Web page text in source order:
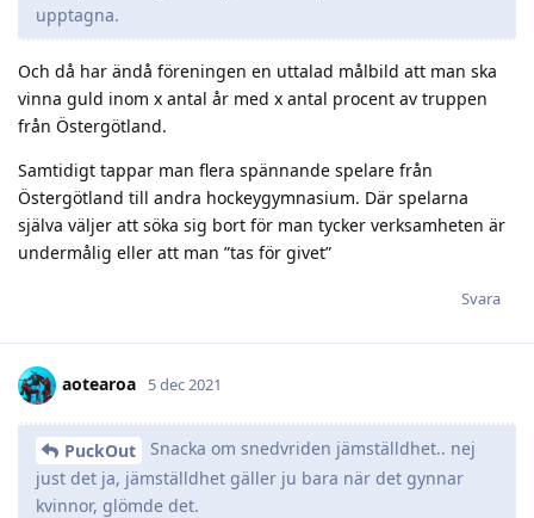
upptagna.
Och då har ändå föreningen en uttalad målbild att man ska
vinna guld inom x antal år med x antal procent av truppen
från Östergötland.
Samtidigt tappar man flera spännande spelare från
Östergötland till andra hockeygymnasium. Där spelarna
själva väljer att söka sig bort för man tycker verksamheten är
undermålig eller att man ”tas för givet”
Svara
aotearoa 5 dec 2021
PuckOut
Snacka om snedvriden jämställdhet.. nej
just det ja, jämställdhet gäller ju bara när det gynnar
kvinnor, glömde det.